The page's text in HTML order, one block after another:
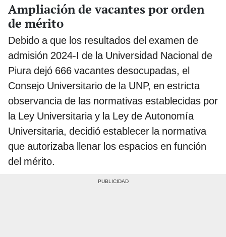
Ampliación de vacantes por orden
de mérito
Debido a que los resultados del examen de
admisión 2024-I de la Universidad Nacional de
Piura dejó 666 vacantes desocupadas, el
Consejo Universitario de la UNP, en estricta
observancia de las normativas establecidas por
la Ley Universitaria y la Ley de Autonomía
Universitaria, decidió establecer la normativa
que autorizaba llenar los espacios en función
del mérito.